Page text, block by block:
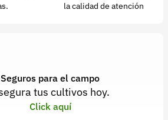
la calidad de atención
Seguros para el campo
tus cultivos hoy.
Click aquí